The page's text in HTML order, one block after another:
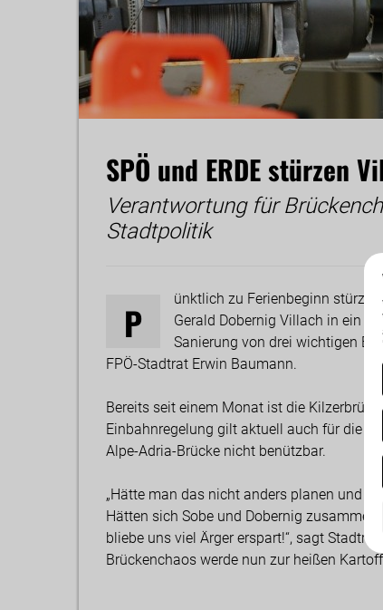
SPÖ und ERDE stürzen
Verantwortung für
Stadtpolitik
P
ünktlich zu Ferienbeginn stürzen
Gerald Dobernig Villach in ein
Sanierung von drei wichtigen
FPÖ-Stadtrat Erwin Baumann.
Bereits seit einem Monat ist die
Einbahnregelung gilt aktuell auch für die
Alpe-Adria-Brücke nicht benützbar.
„Hätte man das nicht anders planen und
Hätten sich Sobe und Dobernig
bliebe uns viel Ärger erspart!“, sagt
Brückenchaos werde nun zur heißen